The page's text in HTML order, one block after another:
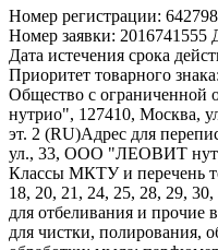
Номер регистрации: 642798
Номер заявки: 2016741555
Дата истечения срока
Приоритет товарного знака:
Общество с
нутрио", 127410, Москва,
эт. 2 (RU)Адрес для
ул., 33, ООО "ЛЕОВИТ
Классы МКТУ и перечень
18, 20, 21, 24, 25, 28, 29,
для отбеливания и прочие
для чистки, полирования,